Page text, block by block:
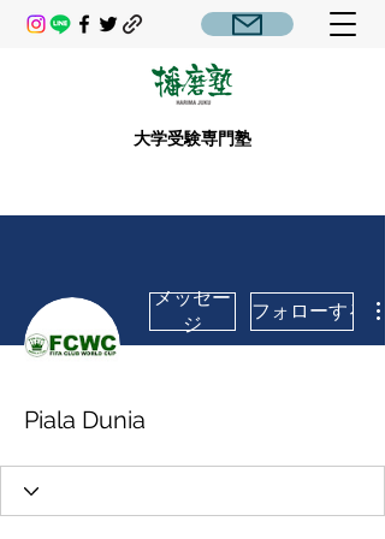
大学受験専門塾
メッセー
ジ
フォローする
Piala Dunia